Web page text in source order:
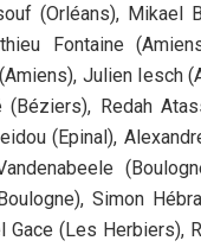
(Orléans), Mikael
Fontaine
Julien Iesch
Redah
(Epinal),
Simon
Gace (Les Herbiers),